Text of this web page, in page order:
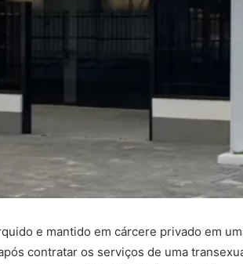
e mantido em cárcere privado em
contratar os serviços de uma